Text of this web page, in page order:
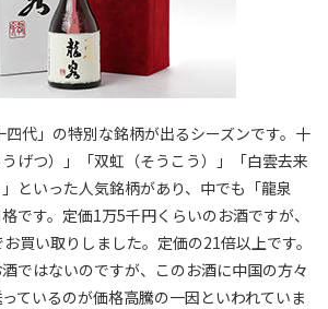
代」の特別な銘柄が出るシーズンです。十
げつ）」「双虹（そうこう）」「白雲去来
」といった人気銘柄があり、中でも「龍泉
です。定価1万5千円くらいのお酒ですが、
買い取りしました。定価の21倍以上です。
ではないのですが、このお酒に中国の方々
ているのが価格高騰の一因といわれていま